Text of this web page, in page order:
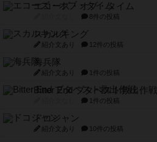
エコーズ・オブ・タイム
8件の投稿
スカルキング
紹介文あり 12件の投稿
海兵隊
紹介文あり 1件の投稿
Bitter End ブタペスト救出作戦
1件の投稿
ドコジャン
紹介文あり 10件の投稿